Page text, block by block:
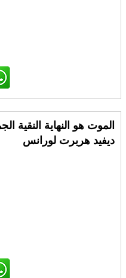
الموت هو النهاية النقية
ديفيد هربرت لورانس